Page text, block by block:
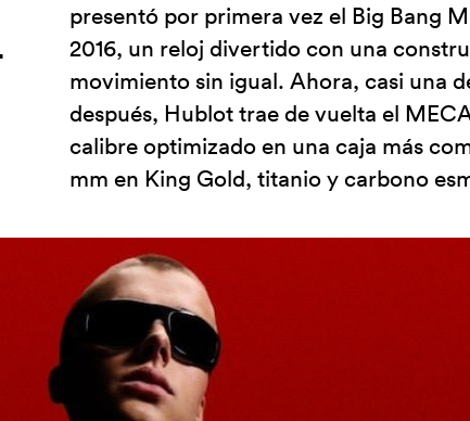
presentó por primera vez el Big Bang
2016, un reloj divertido con una
movimiento sin igual. Ahora, casi una
después, Hublot trae de vuelta el
calibre optimizado en una caja más
mm en King Gold, titanio y carbono